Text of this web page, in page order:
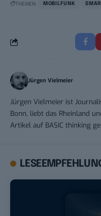
THEMEN: MOBILFUNK
Jürgen Vielmeier
Jürgen Vielmeier ist
Bonn, liebt das Rheinland
Artikel auf BASIC thinking